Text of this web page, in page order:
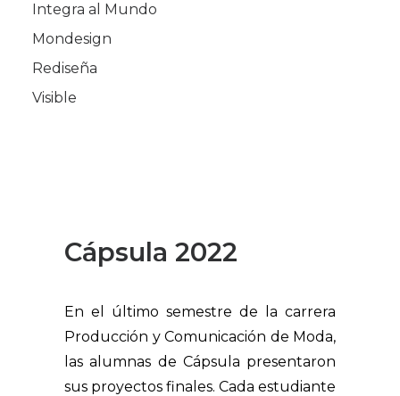
Integra al Mundo
Mondesign
Rediseña
Visible
Cápsula 2022
En el último semestre de la carrera
Producción y Comunicación de Moda,
las alumnas de Cápsula presentaron
sus proyectos finales. Cada estudiante